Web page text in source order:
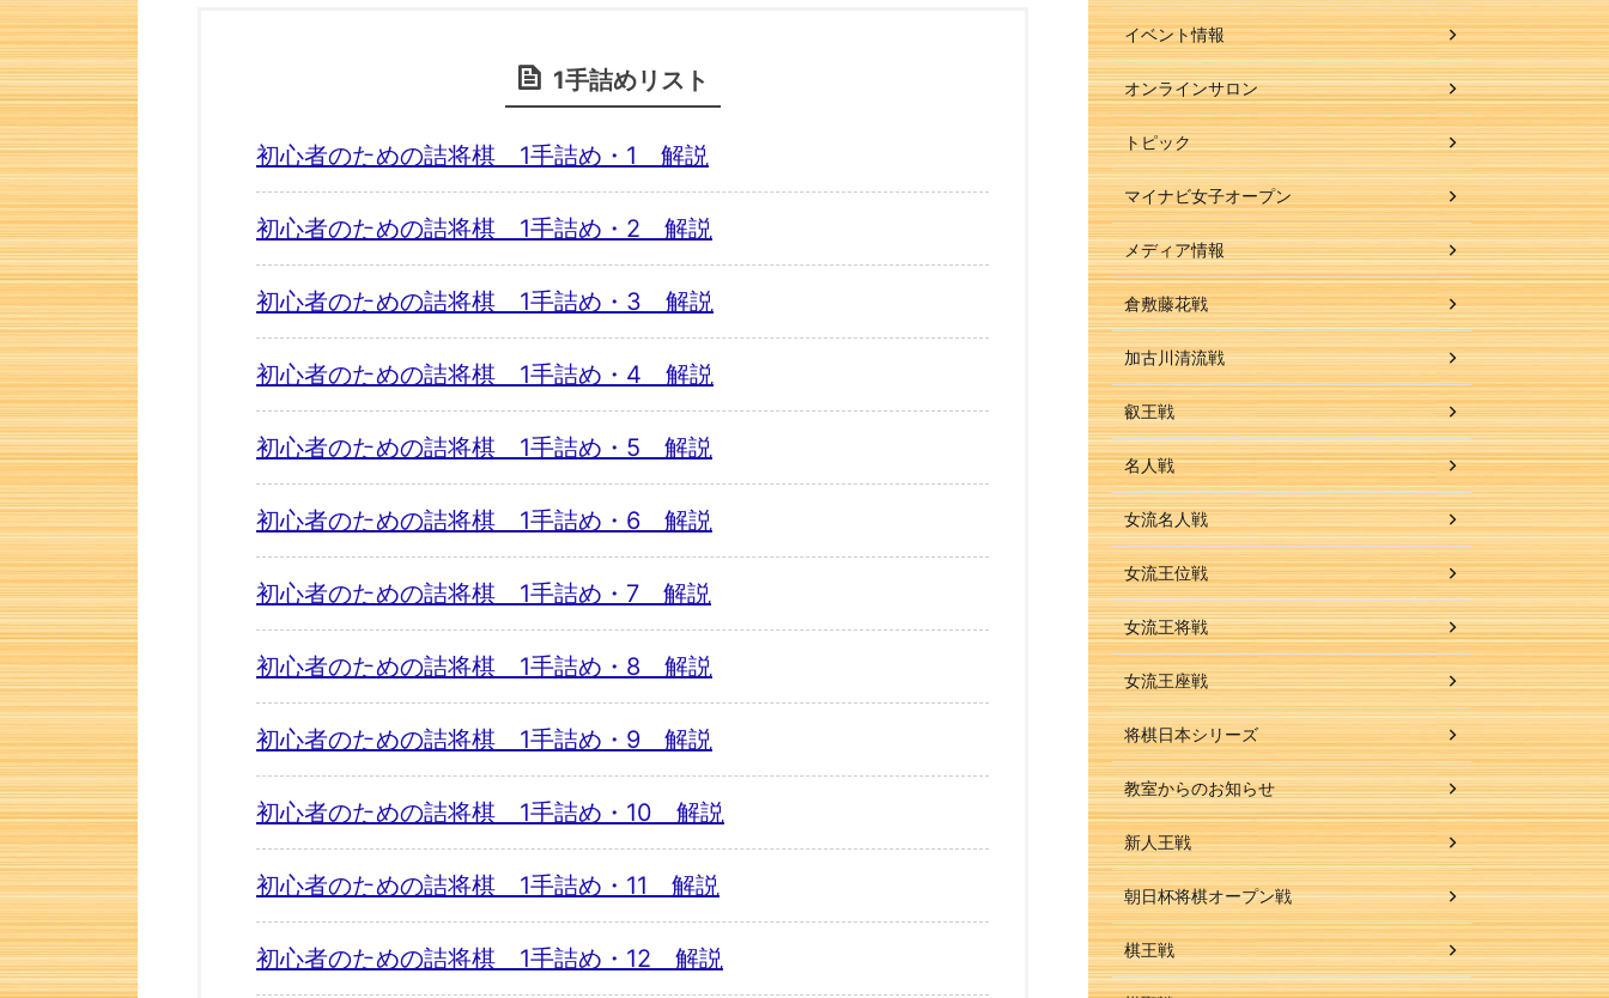
1手詰めリスト
初心者のための詰将棋 1手詰め・1 解説
初心者のための詰将棋 1手詰め・2 解説
初心者のための詰将棋 1手詰め・3 解説
初心者のための詰将棋 1手詰め・4 解説
初心者のための詰将棋 1手詰め・5 解説
初心者のための詰将棋 1手詰め・6 解説
初心者のための詰将棋 1手詰め・7 解説
初心者のための詰将棋 1手詰め・8 解説
初心者のための詰将棋 1手詰め・9 解説
初心者のための詰将棋 1手詰め・10 解説
初心者のための詰将棋 1手詰め・11 解説
初心者のための詰将棋 1手詰め・12 解説
イベント情報
オンラインサロン
トピック
マイナビ女子オープン
メディア情報
倉敷藤花戦
加古川清流戦
叡王戦
名人戦
女流名人戦
女流王位戦
女流王将戦
女流王座戦
将棋日本シリーズ
教室からのお知らせ
新人王戦
朝日杯将棋オープン戦
棋王戦